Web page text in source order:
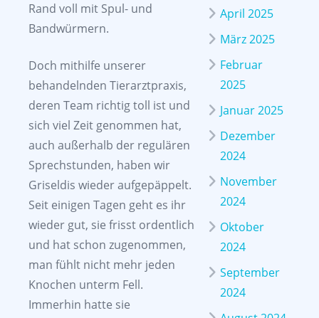
Rand voll mit Spul- und
Bandwürmern.
Doch mithilfe unserer
behandelnden Tierarztpraxis,
deren Team richtig toll ist und
sich viel Zeit genommen hat,
auch außerhalb der regulären
Sprechstunden, haben wir
Griseldis wieder aufgepäppelt.
Seit einigen Tagen geht es ihr
wieder gut, sie frisst ordentlich
und hat schon zugenommen,
man fühlt nicht mehr jeden
Knochen unterm Fell.
Immerhin hatte sie
April 2025
März 2025
Februar
2025
Januar 2025
Dezember
2024
November
2024
Oktober
2024
September
2024